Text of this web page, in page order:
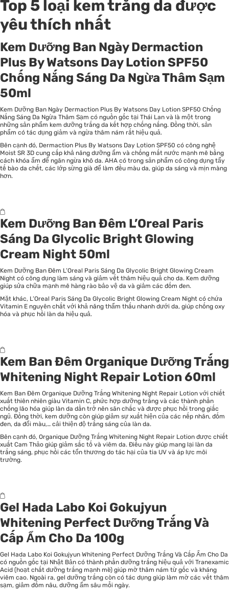
Top 5 loại kem trắng da được
yêu thích nhất
Kem Dưỡng Ban Ngày Dermaction
Plus By Watsons Day Lotion SPF50
Chống Nắng Sáng Da Ngừa Thâm Sạm
50ml
Kem Dưỡng Ban Ngày Dermaction Plus By Watsons Day Lotion SPF50 Chống
Nắng Sáng Da Ngừa Thâm Sạm có nguồn gốc tại Thái Lan và là một trong
những sản phẩm kem dưỡng trắng da kết hợp chống nắng. Đồng thời, sản
phẩm có tác dụng giảm và ngừa thâm nám rất hiệu quả.
Bên cạnh đó, Dermaction Plus By Watsons Day Lotion SPF50 có công nghệ
Moist SR 3D cung cấp khả năng dưỡng ẩm và chống mất nước mạnh mẽ bằng
cách khóa ẩm để ngăn ngừa khô da. AHA có trong sản phẩm có công dụng tẩy
tế bào da chết, các lớp sừng già để làm đều màu da, giúp da sáng và mịn màng
hơn.
Kem Dưỡng Ban Đêm L’Oreal Paris
Sáng Da Glycolic Bright Glowing
Cream Night 50ml
Kem Dưỡng Ban Đêm L’Oreal Paris Sáng Da Glycolic Bright Glowing Cream
Night có công dụng làm sáng và giảm vết thâm hiệu quả cho da. Kem dưỡng
giúp sửa chữa mạnh mẽ hàng rào bảo vệ da và giảm các đốm đen.
Mặt khác, L’Oreal Paris Sáng Da Glycolic Bright Glowing Cream Night có chứa
Vitamin E nguyên chất với khả năng thẩm thấu nhanh dưới da, giúp chống oxy
hóa và phục hồi làn da hiệu quả.
Kem Ban Đêm Organique Dưỡng Trắng
Whitening Night Repair Lotion 60ml
Kem Ban Đêm Organique Dưỡng Trắng Whitening Night Repair Lotion với chiết
xuất thiên nhiên giàu Vitamin C, phức hợp dưỡng trắng và các thành phần
chống lão hóa giúp làn da dần trở nên săn chắc và được phục hồi trong giấc
ngủ. Đồng thời, kem dưỡng còn giúp giảm sự xuất hiện của các nếp nhăn, đốm
đen, da đổi màu,… cải thiện độ trắng sáng của làn da.
Bên cạnh đó, Organique Dưỡng Trắng Whitening Night Repair Lotion được chiết
xuất Cam Thảo giúp giảm sắc tố và viêm da. Điều này giúp mang lại làn da
trắng sáng, phục hồi các tổn thương do tác hại của tia UV và áp lực môi
trường.
Gel Hada Labo Koi Gokujyun
Whitening Perfect Dưỡng Trắng Và
Cấp Ẩm Cho Da 100g
Gel Hada Labo Koi Gokujyun Whitening Perfect Dưỡng Trắng Và Cấp Ẩm Cho Da
có nguồn gốc tại Nhật Bản có thành phần dưỡng trắng hiệu quả với Tranexamic
Acid (hoạt chất dưỡng trắng mạnh mẽ) giúp mờ thâm nám từ gốc và kháng
viêm cao. Ngoài ra, gel dưỡng trắng còn có tác dụng giúp làm mờ các vết thâm
sạm, giảm đốm nâu, dưỡng ẩm sâu mỗi ngày.